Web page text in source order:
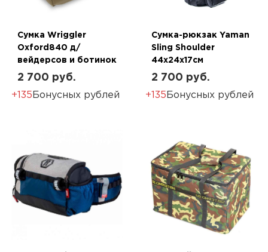
Сумка Wriggler
Oxford840 д/
вейдерсов и ботинок
2 700 руб.
+135 Бонусных рублей
Сумка-рюкзак Yaman
Sling Shoulder
44х24х17см
2 700 руб.
+135 Бонусных рублей